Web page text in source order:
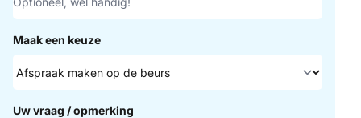
Maak een keuze
Uw vraag / opmerking